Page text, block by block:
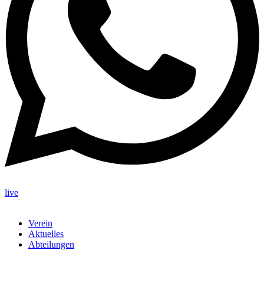
live
Verein
Aktuelles
Abteilungen